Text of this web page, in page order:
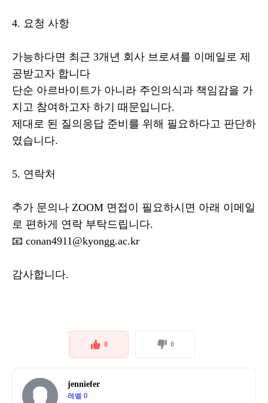
4. 요청 사항
가능하다면 최근 3개년 회사 브로셔를 이메일로 제
공받고자 합니다
단순 아르바이트가 아니라 주인의식과 책임감을 가
지고 참여하고자 하기 때문입니다.
제대로 된 질의응답 준비를 위해 필요하다고 판단하
였습니다.
5. 연락처
추가 문의나 ZOOM 면접이 필요하시면 아래 이메일
로 편하게 연락 부탁드립니다.
📧 conan4911@kyongg.ac.kr
감사합니다.
0 0
jenniefer
레벨 0